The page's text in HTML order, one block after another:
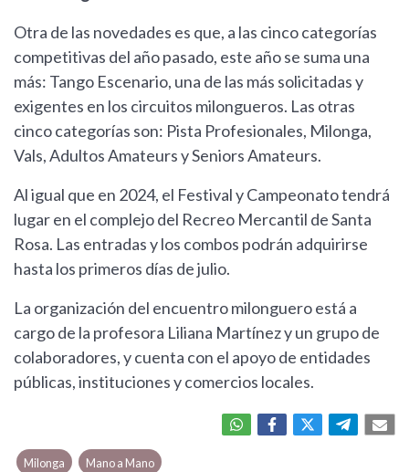
Otra de las novedades es que, a las cinco categorías
competitivas del año pasado, este año se suma una
más: Tango Escenario, una de las más solicitadas y
exigentes en los circuitos milongueros. Las otras
cinco categorías son: Pista Profesionales, Milonga,
Vals, Adultos Amateurs y Seniors Amateurs.
Al igual que en 2024, el Festival y Campeonato tendrá
lugar en el complejo del Recreo Mercantil de Santa
Rosa. Las entradas y los combos podrán adquirirse
hasta los primeros días de julio.
La organización del encuentro milonguero está a
cargo de la profesora Liliana Martínez y un grupo de
colaboradores, y cuenta con el apoyo de entidades
públicas, instituciones y comercios locales.
Milonga Mano a Mano